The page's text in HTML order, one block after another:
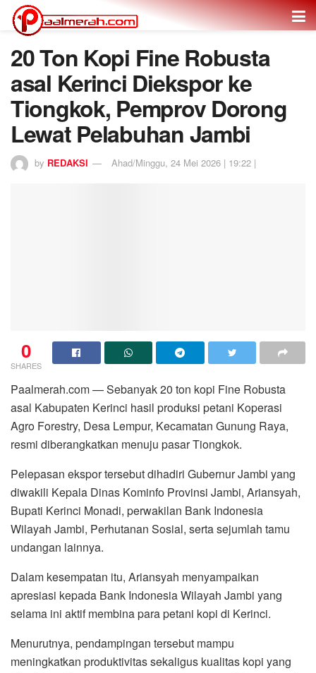
20 Ton Kopi Fine Robusta
asal Kerinci Diekspor ke
Tiongkok, Pemprov Dorong
Lewat Pelabuhan Jambi
by REDAKSI Ahad/Minggu, 24 Mei 2026 | 19:22 |
0
SHARES
Paalmerah.com — Sebanyak 20 ton kopi Fine Robusta
asal Kabupaten Kerinci hasil produksi petani Koperasi
Agro Forestry, Desa Lempur, Kecamatan Gunung Raya,
resmi diberangkatkan menuju pasar Tiongkok.
Pelepasan ekspor tersebut dihadiri Gubernur Jambi yang
diwakili Kepala Dinas Kominfo Provinsi Jambi, Ariansyah,
Bupati Kerinci Monadi, perwakilan Bank Indonesia
Wilayah Jambi, Perhutanan Sosial, serta sejumlah tamu
undangan lainnya.
Dalam kesempatan itu, Ariansyah menyampaikan
apresiasi kepada Bank Indonesia Wilayah Jambi yang
selama ini aktif membina para petani kopi di Kerinci.
Menurutnya, pendampingan tersebut mampu
meningkatkan produktivitas sekaligus kualitas kopi yang